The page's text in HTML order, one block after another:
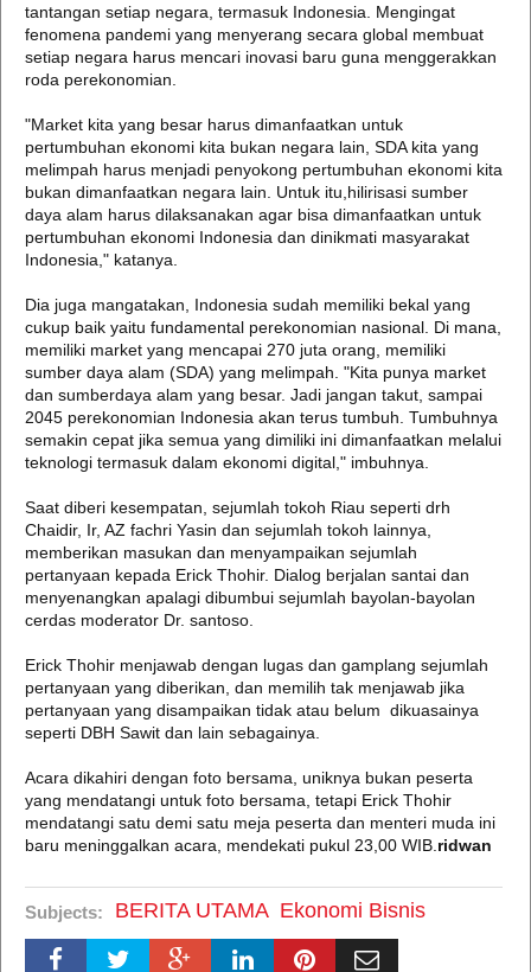
tantangan setiap negara, termasuk Indonesia. Mengingat
fenomena pandemi yang menyerang secara global membuat
setiap negara harus mencari inovasi baru guna menggerakkan
roda perekonomian.
"Market kita yang besar harus dimanfaatkan untuk
pertumbuhan ekonomi kita bukan negara lain, SDA kita yang
melimpah harus menjadi penyokong pertumbuhan ekonomi kita
bukan dimanfaatkan negara lain. Untuk itu,hilirisasi sumber
daya alam harus dilaksanakan agar bisa dimanfaatkan untuk
pertumbuhan ekonomi Indonesia dan dinikmati masyarakat
Indonesia," katanya.
Dia juga mangatakan, Indonesia sudah memiliki bekal yang
cukup baik yaitu fundamental perekonomian nasional. Di mana,
memiliki market yang mencapai 270 juta orang, memiliki
sumber daya alam (SDA) yang melimpah. "Kita punya market
dan sumberdaya alam yang besar. Jadi jangan takut, sampai
2045 perekonomian Indonesia akan terus tumbuh. Tumbuhnya
semakin cepat jika semua yang dimiliki ini dimanfaatkan melalui
teknologi termasuk dalam ekonomi digital," imbuhnya.
Saat diberi kesempatan, sejumlah tokoh Riau seperti drh
Chaidir, Ir, AZ fachri Yasin dan sejumlah tokoh lainnya,
memberikan masukan dan menyampaikan sejumlah
pertanyaan kepada Erick Thohir. Dialog berjalan santai dan
menyenangkan apalagi dibumbui sejumlah bayolan-bayolan
cerdas moderator Dr. santoso.
Erick Thohir menjawab dengan lugas dan gamplang sejumlah
pertanyaan yang diberikan, dan memilih tak menjawab jika
pertanyaan yang disampaikan tidak atau belum dikuasainya
seperti DBH Sawit dan lain sebagainya.
Acara dikahiri dengan foto bersama, uniknya bukan peserta
yang mendatangi untuk foto bersama, tetapi Erick Thohir
mendatangi satu demi satu meja peserta dan menteri muda ini
baru meninggalkan acara, mendekati pukul 23,00 WIB. ridwan
Subjects: BERITA UTAMA Ekonomi Bisnis